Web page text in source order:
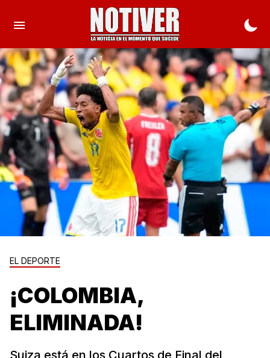
EL DEPORTE
¡COLOMBIA,
ELIMINADA!
Suiza está en los Cuartos de Final del